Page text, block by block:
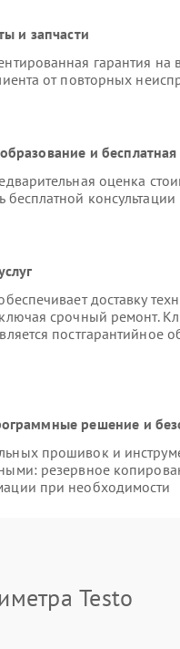
и запчасти
гарантия
от повторных
и бесплатная
оценка
бесплатной
доставку
срочный ремонт.
решение и
прошивок и
резервное
при необходимости
Testo